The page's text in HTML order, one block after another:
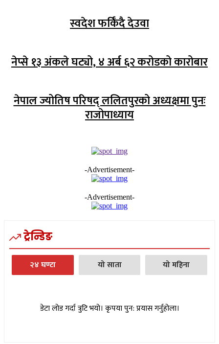
स्वदेश फर्किँदै देउवा
नेप्से १३ अंकले घट्यो, ४ अर्ब ६२ करोडको कारोबार
नेपाल ज्योतिष परिषद् ललितपुरको अध्यक्षमा पुनः
राजोपाध्याय
-Advertisement-
-Advertisement-
ट्रेन्डिङ
२४ घण्टा यो साता यो महिना
डेटा लोड गर्दा त्रुटि भयो। कृपया पुन: प्रयास गर्नुहोला।